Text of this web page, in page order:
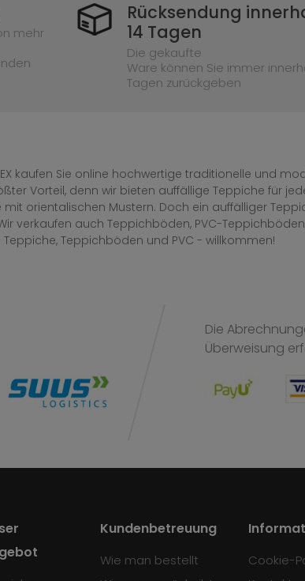
mehr
Rücksendung
14 Tagen
Die gekaufte
Ware können Sie immer
Tagen zurückgeben
kaufen Sie online hochwertige traditionelle und
Vorteil, denn wir bieten auffällige Teppiche für
mit orientalischen Mustern. Doch ein auffälliger
verkaufen auch Teppichböden, PVC-
- Teppiche, Teppichböden und PVC - willkommen!
Die
Überweisung
Kundenbetreuung
Wie man bestellt
Cookie-